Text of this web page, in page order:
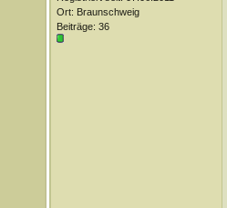
Ort: Braunschweig
Beiträge: 36